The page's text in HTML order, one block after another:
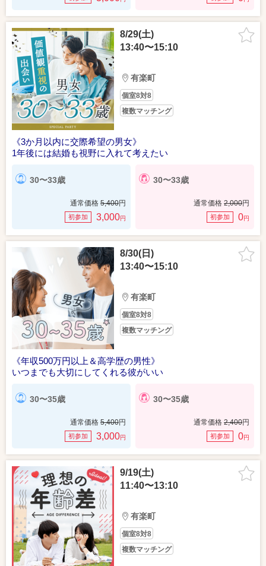
8/29(土)
13:40〜15:10
有楽町
個室8対8
複数マッチング
《3か月以内に交際希望の男女》
1年後には結婚も視野に入れて考えたい
30〜33歳
通常価格 5,400円
初参加 3,000円
30〜33歳
通常価格 2,000円
初参加 0円
8/30(日)
13:40〜15:10
有楽町
個室8対8
複数マッチング
《年収500万円以上＆高学歴の男性》
いつまでも大切にしてくれる彼がいい
30〜35歳
通常価格 5,400円
初参加 3,000円
30〜35歳
通常価格 2,400円
初参加 0円
9/19(土)
11:40〜13:10
有楽町
個室8対8
複数マッチング